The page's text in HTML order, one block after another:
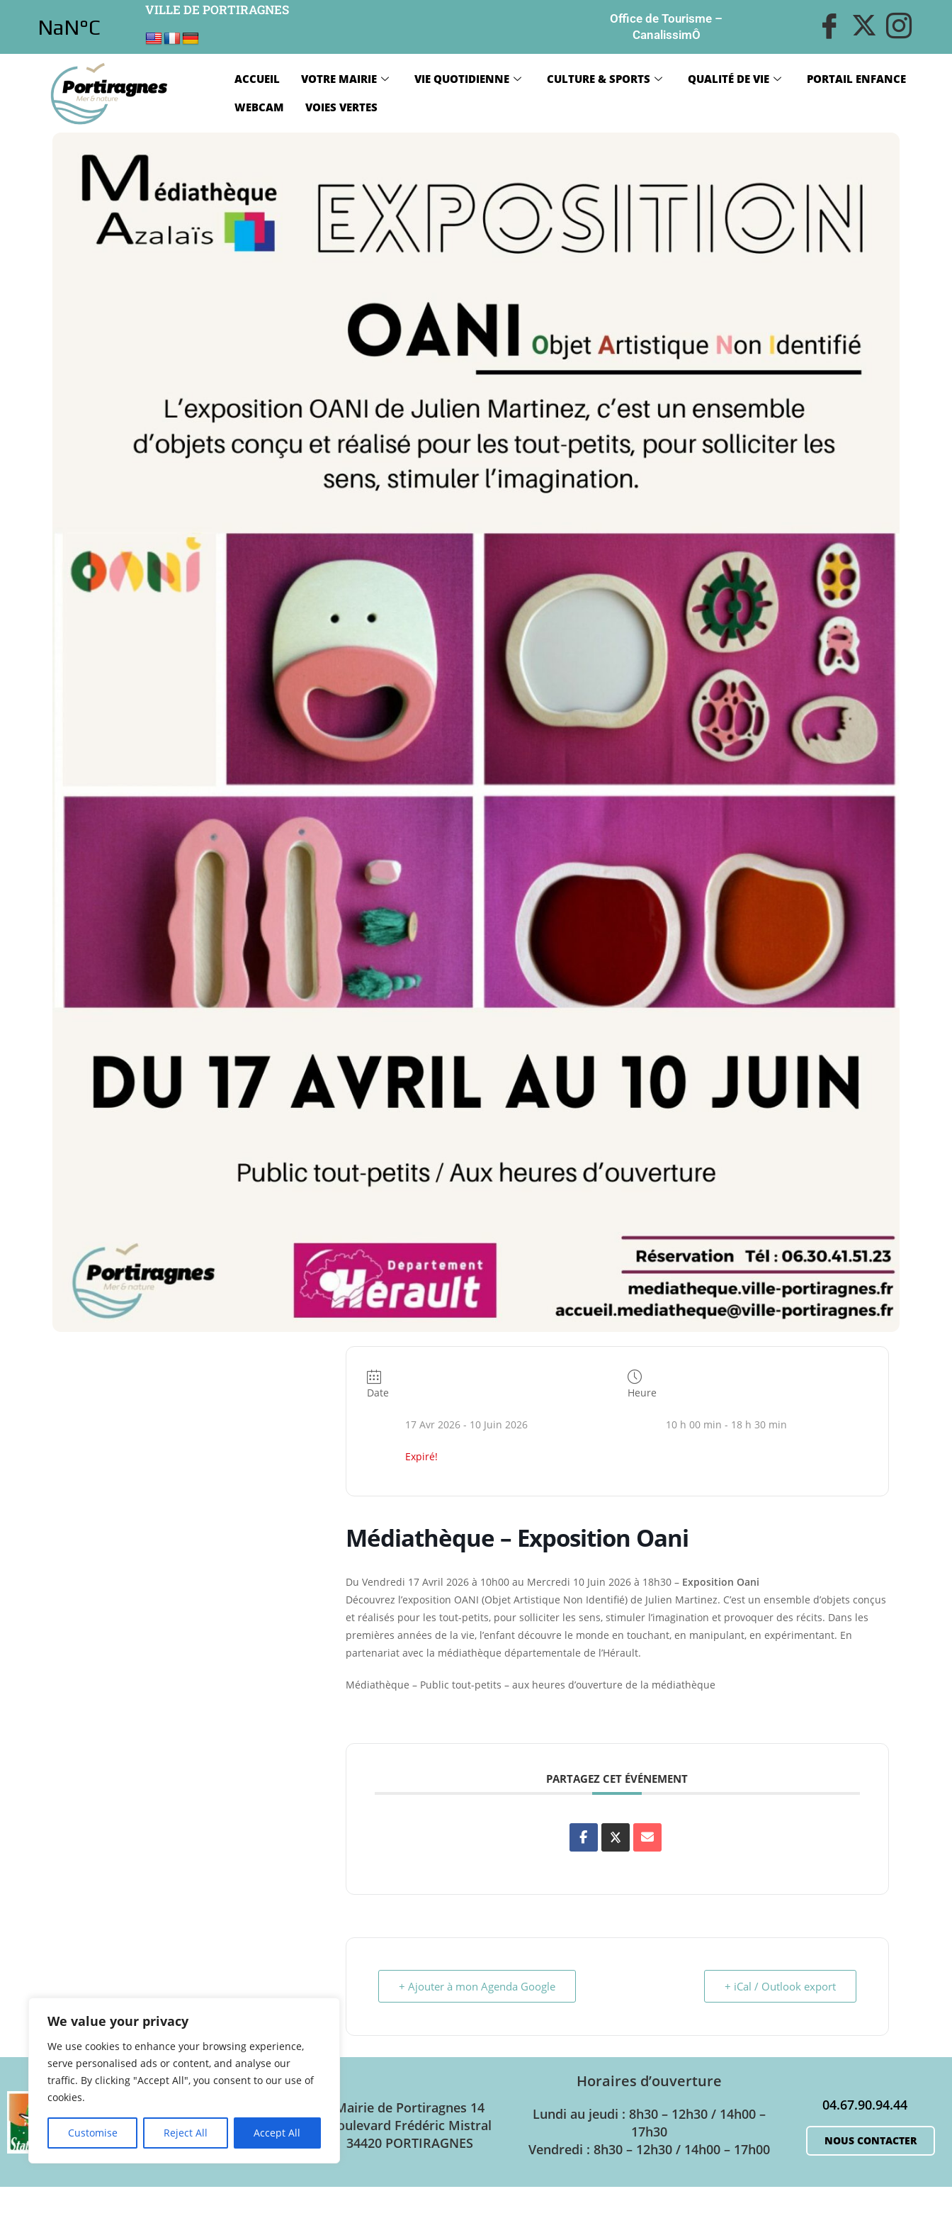
We value your privacy
We use cookies to enhance your browsing experience,
serve personalised ads or content, and analyse our
traffic. By clicking "Accept All", you consent to our use of
cookies.
Customise Reject All Accept All
VILLE DE PORTIRAGNES
Office de Tourisme –
CanalissimÔ
ACCUEIL VOTRE MAIRIE VIE QUOTIDIENNE CULTURE & SPORTS QUALITÉ DE VIE
PORTAIL ENFANCE
WEBCAM
VOIES VERTES
Date
17 Avr 2026- 10 Juin 2026
Expiré!
Heure
10 h 00 min - 18 h 30 min
Médiathèque – Exposition Oani
Du Vendredi 17 Avril 2026 à 10h00 au Mercredi 10 Juin 2026 à 18h30 – Exposition Oani
Découvrez l’exposition OANI (Objet Artistique Non Identifié) de Julien Martinez. C’est un ensemble d’objets conçus
et réalisés pour les tout-petits, pour solliciter les sens, stimuler l’imagination et provoquer des récits. Dans les
premières années de la vie, l’enfant découvre le monde en touchant, en manipulant, en expérimentant. En
partenariat avec la médiathèque départementale de l’Hérault.
Médiathèque – Public tout-petits – aux heures d’ouverture de la médiathèque
PARTAGEZ CET ÉVÉNEMENT
+ Ajouter à mon Agenda Google + iCal / Outlook export
Mairie de Portiragnes 14
Boulevard Frédéric Mistral
34420 PORTIRAGNES
Horaires d’ouverture
Lundi au jeudi : 8h30 – 12h30 / 14h00 –
17h30
Vendredi : 8h30 – 12h30 / 14h00 – 17h00
04.67.90.94.44
NOUS CONTACTER